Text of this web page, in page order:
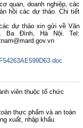
quan, doanh nghiệp, các
hồi các dự thảo. Chi tiết
dự thảo xin gửi về Văn
Ba Đình, Hà Nội. Tel:
viên thuộc tổ chức
thực phẩm và an toàn
xuất, nhập khẩu